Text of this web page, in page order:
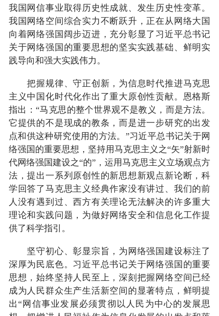
我国网信事业取得历史性成就、发生历史性变革。
我国网络空间综合实力不断跃升，正在从网络大国
向着网络强国阔步迈进，充分彰显了习近平总书记
关于网络强国的重要思想的坚实实践基础、鲜明实
践导向和强大实践伟力。
把握规律、守正创新，为信息时代推进马克思
主义中国化时代化作出了重大原创性贡献。恩格斯
指出：“马克思的整个世界观不是教义，而是方法。
它提供的不是现成的教条，而是进一步研究的出发
点和供这种研究使用的方法。”习近平总书记关于网
络强国的重要思想，坚持用马克思主义之“矢”射新时
代网络强国建设之“的”，运用马克思主义立场观点方
法，提出一系列原创性的新思想新观点新论断，科
学回答了马克思主义经典作家没有讲过、我们的前
人没有遇到过、西方有关理论无法解决的许多重大
理论和实践问题，为做好网络安全和信息化工作提
供了科学指引。
坚守初心、彰显宗旨，为网络强国建设标注了
深厚为民底色。习近平总书记关于网络强国的重要
思想，始终坚持人民至上，深刻把握网络空间已经
成为人民群众生产生活新空间的显著特点，鲜明提
出“网信事业发展必须贯彻以人民为中心的发展思